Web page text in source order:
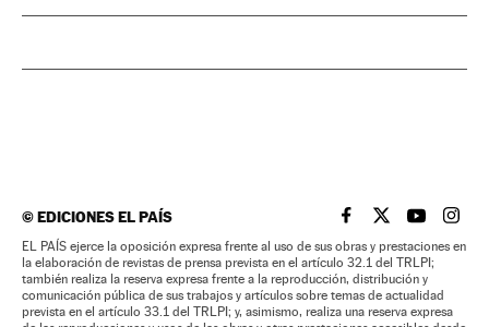
©EDICIONES EL PAÍS EL PAÍS BRASIL EN
EL PAÍSEL PAÍS
EL
EL PAÍS ejerce la oposición expresa frente al uso de sus obras y prestaciones en
la elaboración de revistas de prensa prevista en el artículo 32.1 del TRLPI;
también realiza la reserva expresa frente a la reproducción, distribución y
comunicación pública de sus trabajos y artículos sobre temas de actualidad
prevista en el artículo 33.1 del TRLPI; y, asimismo, realiza una reserva expresa